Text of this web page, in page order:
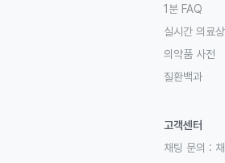
1분 FAQ
실시간 의료
의약품 사전
질환백과
고객센터
채팅 문의 :